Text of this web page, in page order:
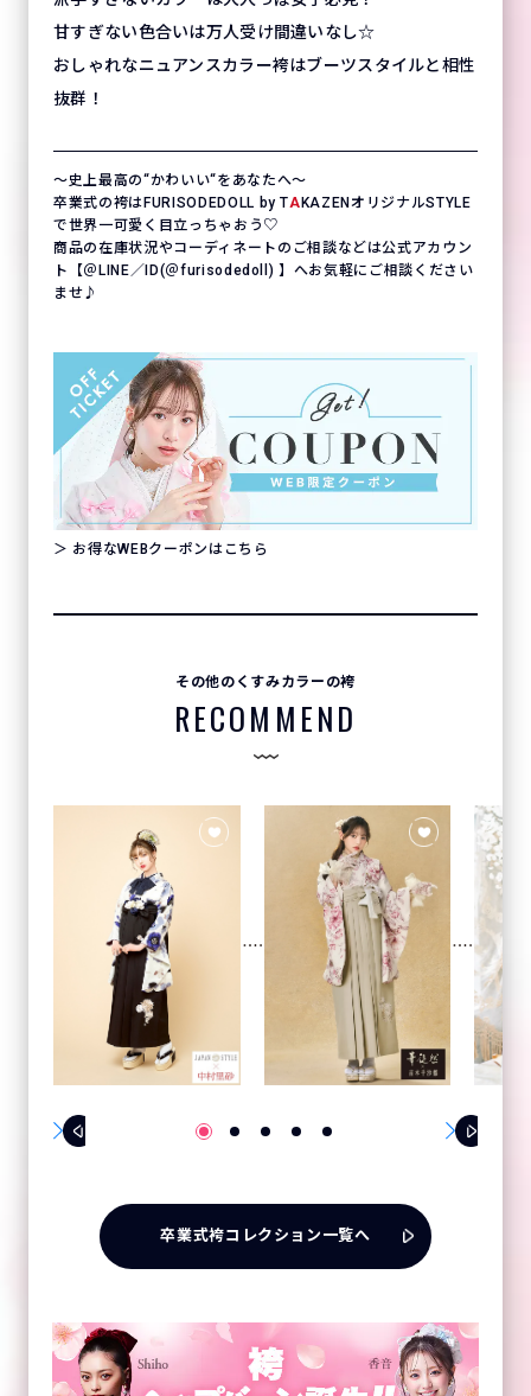
甘すぎない色合いは万人受け間違いなし☆
おしゃれなニュアンスカラー袴はブーツスタイルと相性
抜群！
〜史上最高の“かわいい“をあなたへ〜
卒業式の袴はFURISODEDOLL by TA KAZENオリジナルSTYLE
で世界一可愛く目立っちゃおう♡
商品の在庫状況やコーディネートのご相談などは公式アカウン
ト【＠LINE／ID(＠furisodedoll) 】へお気軽にご相談ください
ませ♪
＞ お得なWEBクーポンはこちら
その他のくすみカラーの袴
RECOMMEND
卒業式袴コレクション一覧へ